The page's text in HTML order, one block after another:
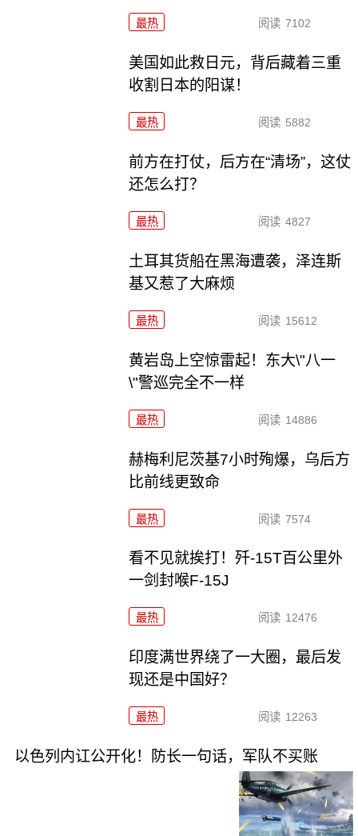
最热 阅读 7102
美国如此救日元，背后藏着三重
收割日本的阳谋！
最热 阅读 5882
前方在打仗，后方在“清场”，这仗
还怎么打？
最热 阅读 4827
土耳其货船在黑海遭袭，泽连斯
基又惹了大麻烦
最热 阅读 15612
黄岩岛上空惊雷起！东大\"八一
\"警巡完全不一样
最热 阅读 14886
赫梅利尼茨基7小时殉爆，乌后方
比前线更致命
最热 阅读 7574
看不见就挨打！歼-15T百公里外
一剑封喉F-15J
最热 阅读 12476
印度满世界绕了一大圈，最后发
现还是中国好？
最热 阅读 12263
以色列内讧公开化！防长一句话，军队不买账